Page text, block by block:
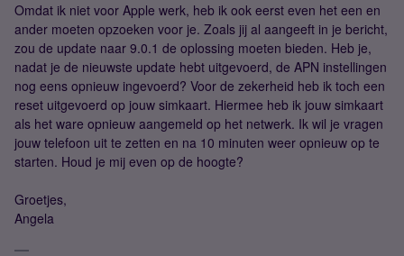
Omdat ik niet voor Apple werk, heb ik ook eerst even het een en
ander moeten opzoeken voor je. Zoals jij al aangeeft in je bericht,
zou de update naar 9.0.1 de oplossing moeten bieden. Heb je,
nadat je de nieuwste update hebt uitgevoerd, de APN instellingen
nog eens opnieuw ingevoerd? Voor de zekerheid heb ik toch een
reset uitgevoerd op jouw simkaart. Hiermee heb ik jouw simkaart
als het ware opnieuw aangemeld op het netwerk. Ik wil je vragen
jouw telefoon uit te zetten en na 10 minuten weer opnieuw op te
starten. Houd je mij even op de hoogte?
Groetjes,
Angela